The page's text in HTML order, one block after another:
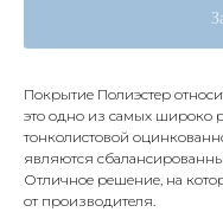
Покрытие Полиэстер
это одно из самых широко
тонколистовой
являются
Отличное решение, на
от производителя.